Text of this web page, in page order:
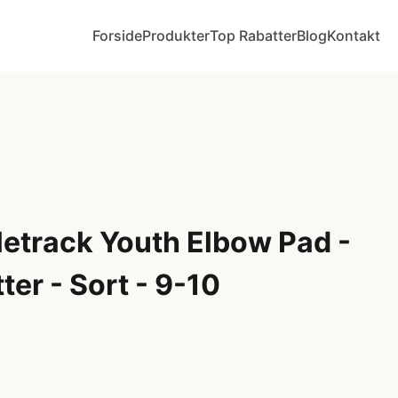
ForsideProdukterTop RabatterBlogKontakt
Youth Elbow Pad -
- Sort - 9-10